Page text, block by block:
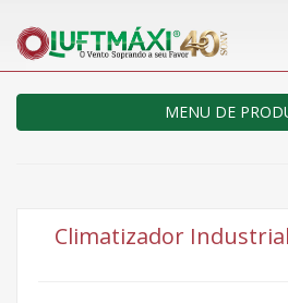
MENU DE
Climatizador Industrial